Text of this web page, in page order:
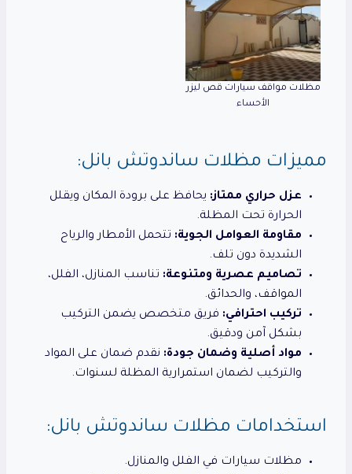
مظلات مواقف سيارات قص ليزر
الأحساء
مميزات مظلات ساندوتش بانل:
عزل حراري ممتاز: يحافظ على برودة المكان ويقلل
الحرارة تحت المظلة.
مقاومة العوامل الجوية: تتحمل الأمطار والرياح
الشديدة دون تلف.
تصاميم عصرية ومتنوعة: تناسب المنازل، الفلل،
المواقف، والحدائق.
تركيب احترافي: فريق متخصص يضمن التركيب
بشكل آمن ودقيق.
مواد أصلية وضمان جودة: نقدم ضمان على المواد
والتركيب لضمان استمرارية المظلة لسنوات.
استخدامات مظلات ساندوتش بانل:
مظلات سيارات في الفلل والمنازل.